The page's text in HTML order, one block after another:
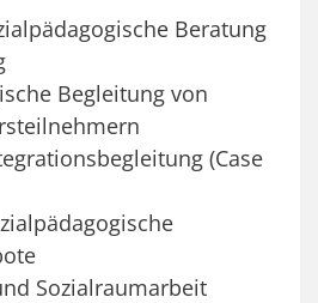
Beratung
Begleitung von
(Case
Sozialraumarbeit